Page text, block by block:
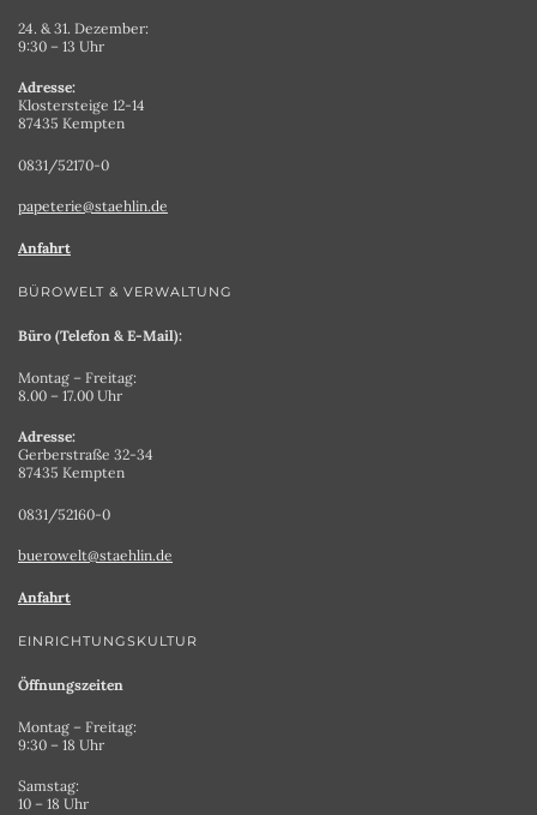
24. & 31. Dezember:
9:30 – 13 Uhr
Adresse:
Klostersteige 12-14
87435 Kempten
0831/52170-0
papeterie@staehlin.de
Anfahrt
BÜROWELT & VERWALTUNG
Büro (Telefon & E-Mail):
Montag – Freitag:
8.00 – 17.00 Uhr
Adresse:
Gerberstraße 32-34
87435 Kempten
0831/52160-0
buerowelt@staehlin.de
Anfahrt
EINRICHTUNGSKULTUR
Öffnungszeiten
Montag – Freitag:
9:30 – 18 Uhr
Samstag:
10 – 18 Uhr